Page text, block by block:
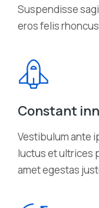
Suspendisse
eros felis
Constant
Vestibulum ante
luctus et ultrices
amet egestas